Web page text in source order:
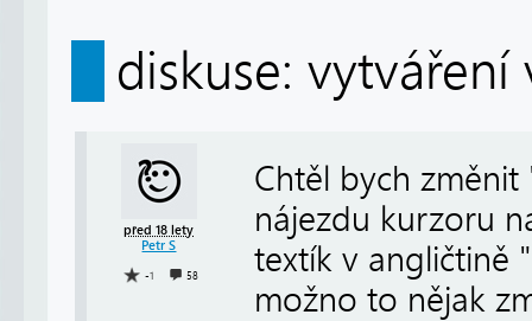
diskuse:
před 18 lety
Petr S
-1 58
Chtěl bych
nájezdu kurzoru
textík v angličtině
možno to nějak